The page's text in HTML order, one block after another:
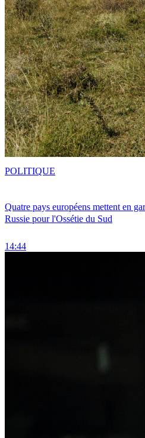
Quatre pays européens mettent en
Russie pour l'Ossétie du Sud
14:44
POLITIQUE